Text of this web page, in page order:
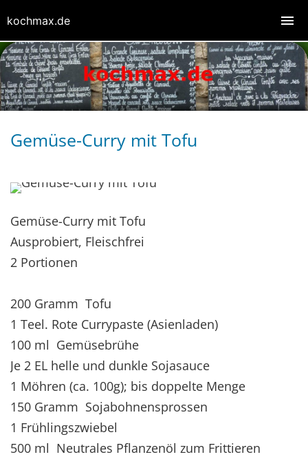
Gemüse-Curry mit Tofu
Gemüse-Curry mit Tofu
Ausprobiert, Fleischfrei
2 Portionen
200 Gramm Tofu
1 Teel. Rote Currypaste (Asienladen)
100 ml Gemüsebrühe
Je 2 EL helle und dunkle Sojasauce
1 Möhren (ca. 100g); bis doppelte Menge
150 Gramm Sojabohnensprossen
1 Frühlingszwiebel
500 ml Neutrales Pflanzenöl zum Frittieren
kochmax.de